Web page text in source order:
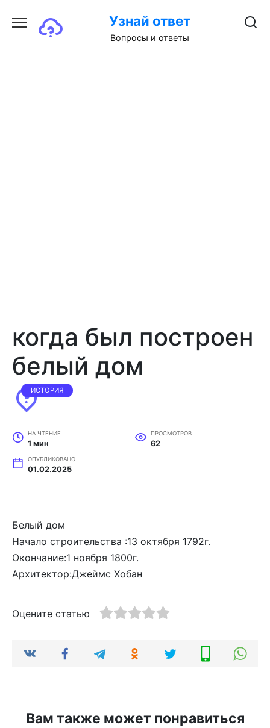
содержанию
Узнай ответ
Вопросы и ответы
когда был построен
белый дом
ИСТОРИЯ
НА ЧТЕНИЕ
1 мин
ПРОСМОТРОВ
62
ОПУБЛИКОВАНО
01.02.2025
Белый дом
Начало строительства :13 октября 1792г.
Окончание:1 ноября 1800г.
Архитектор:Джеймс Хобан
Оцените статью
Вам также может понравиться